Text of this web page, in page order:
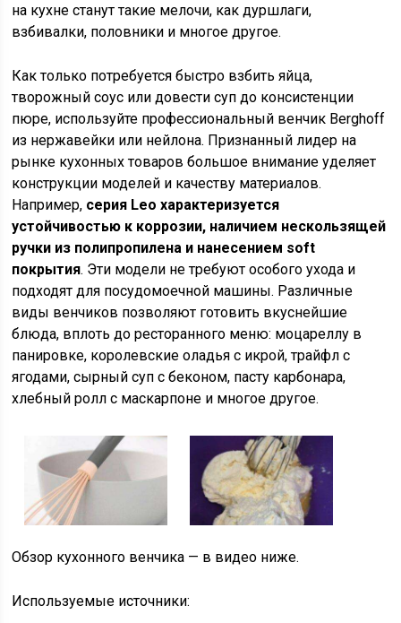
на кухне станут такие мелочи, как дуршлаги,
взбивалки, половники и многое другое.
Как только потребуется быстро взбить яйца,
творожный соус или довести суп до консистенции
пюре, используйте профессиональный венчик Berghoff
из нержавейки или нейлона. Признанный лидер на
рынке кухонных товаров большое внимание уделяет
конструкции моделей и качеству материалов.
Например, серия Leo характеризуется
устойчивостью к коррозии, наличием нескользящей
ручки из полипропилена и нанесением soft
покрытия. Эти модели не требуют особого ухода и
подходят для посудомоечной машины. Различные
виды венчиков позволяют готовить вкуснейшие
блюда, вплоть до ресторанного меню: моцареллу в
панировке, королевские оладья с икрой, трайфл с
ягодами, сырный суп с беконом, пасту карбонара,
хлебный ролл с маскарпоне и многое другое.
Обзор кухонного венчика — в видео ниже.
Используемые источники: